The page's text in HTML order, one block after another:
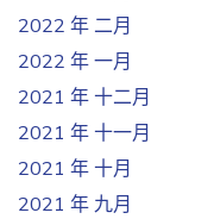
2022 年 二月
2022 年 一月
2021 年 十二月
2021 年 十一月
2021 年 十月
2021 年 九月